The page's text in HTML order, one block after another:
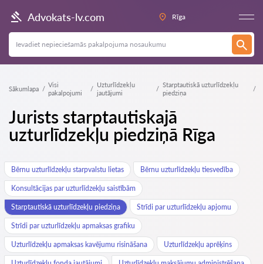
Advokats-lv.com Rīga
Sākumlapa
Visi
pakalpojumi
Uzturlīdzekļu
jautājumi
Starptautiskā uzturlīdzekļu
piedziņa
Jurists starptautiskajā
uzturlīdzekļu piedziņā Rīga
Bērnu uzturlīdzekļu starpvalstu lietas Bērnu uzturlīdzekļu tiesvedība
Konsultācijas par uzturlīdzekļu saistībām
Starptautiskā uzturlīdzekļu piedziņa Strīdi par uzturlīdzekļu apjomu
Strīdi par uzturlīdzekļu apmaksas grafiku
Uzturlīdzekļu apmaksas kavējumu risināšana Uzturlīdzekļu aprēķins